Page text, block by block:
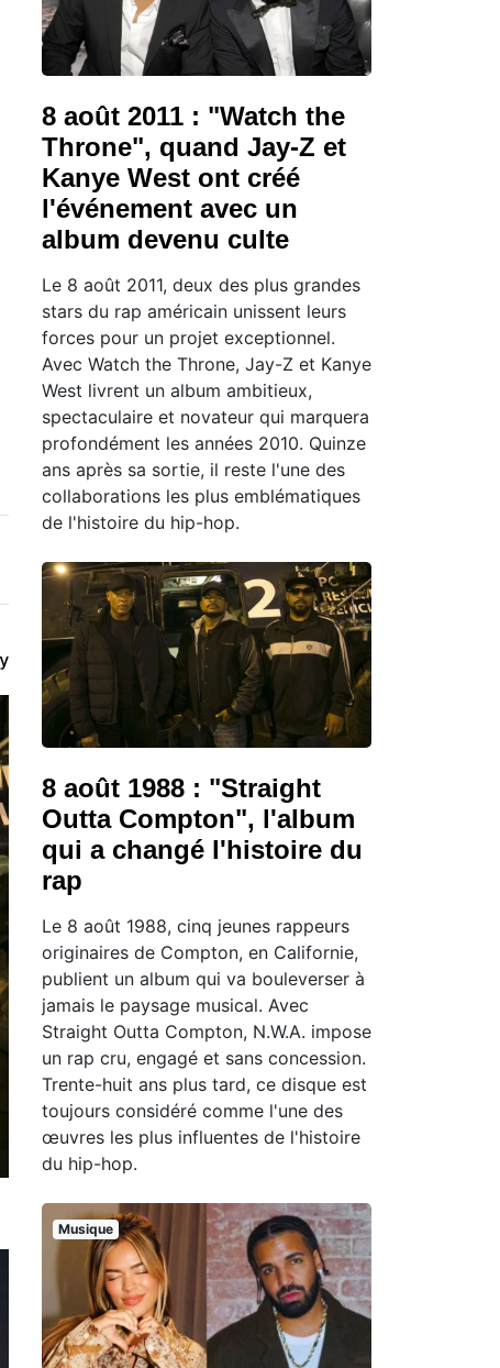
8 août 2011 : "Watch the
Throne", quand Jay-Z et
Kanye West ont créé
l'événement avec un
album devenu culte
Le 8 août 2011, deux des plus grandes
stars du rap américain unissent leurs
forces pour un projet exceptionnel.
Avec Watch the Throne, Jay-Z et Kanye
West livrent un album ambitieux,
spectaculaire et novateur qui marquera
profondément les années 2010. Quinze
ans après sa sortie, il reste l'une des
collaborations les plus emblématiques
de l'histoire du hip-hop.
8 août 1988 : "Straight
Outta Compton", l'album
qui a changé l'histoire du
rap
Le 8 août 1988, cinq jeunes rappeurs
originaires de Compton, en Californie,
publient un album qui va bouleverser à
jamais le paysage musical. Avec
Straight Outta Compton, N.W.A. impose
un rap cru, engagé et sans concession.
Trente-huit ans plus tard, ce disque est
toujours considéré comme l'une des
œuvres les plus influentes de l'histoire
du hip-hop.
Musique